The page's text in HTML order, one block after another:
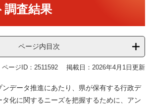
調査結果
ページ内目次
ページID：2511592 掲載日：2026年4月1日更新
データ推進にあたり、県が保有する行政デ
化に関するニーズを把握するために、アン